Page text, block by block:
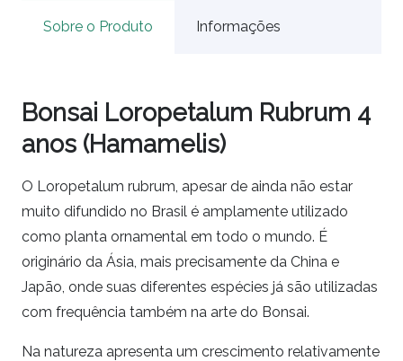
Sobre o Produto Informações
Bonsai Loropetalum Rubrum 4
anos (Hamamelis)
O Loropetalum rubrum, apesar de ainda não estar
muito difundido no Brasil é amplamente utilizado
como planta ornamental em todo o mundo. É
originário da Ásia, mais precisamente da China e
Japão, onde suas diferentes espécies já são utilizadas
com frequência também na arte do Bonsai.
Na natureza apresenta um crescimento relativamente